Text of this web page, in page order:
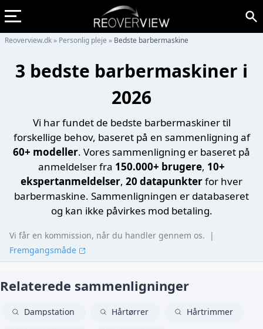
Reoverview.dk» Personlig pleje » Bedste barbermaskine
3 bedste barbermaskiner i
2026
Vi har fundet de bedste barbermaskiner til
forskellige behov, baseret på en sammenligning af
60+ modeller. Vores sammenligning er baseret på
anmeldelser fra 150.000+ brugere, 10+
ekspertanmeldelser, 20 datapunkterfor hver
barbermaskine. Sammenligningen er databaseret
og kan ikke påvirkes mod betaling.
Vi får en kommission, når du handler gennem os.
|
Fremgangsmåde
Relaterede sammenligninger
Dampstation Hårtørrer Hårtrimmer